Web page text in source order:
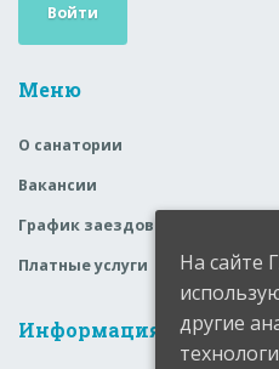
Войти
Меню
О санатории
Вакансии
График заездов
Платные услуги
Информация
На сайте
другие